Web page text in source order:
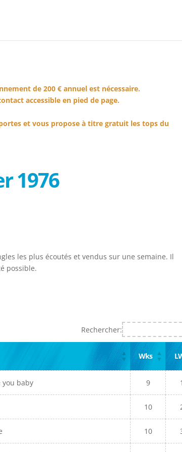
de 200 € annuel est nécessaire.
accessible en pied de page.
et vous propose à titre gratuit les tops du
1976
les plus écoutés et vendus sur une semaine. Il
possible.
Rechercher:
Wks
you baby 9 1
10
10